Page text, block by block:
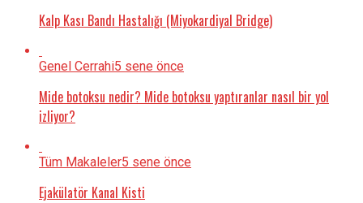
Kalp Kası Bandı Hastalığı (Miyokardiyal Bridge)
Genel Cerrahi5 sene önce
Mide botoksu nedir? Mide botoksu yaptıranlar nasıl bir yol
izliyor?
Tüm Makaleler5 sene önce
Ejakülatör Kanal Kisti